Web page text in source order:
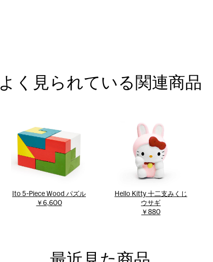
よく見られている関連商品
Ito 5-Piece Wood パズル
￥6,600
Hello Kitty 十二支みくじ
ウサギ
￥880